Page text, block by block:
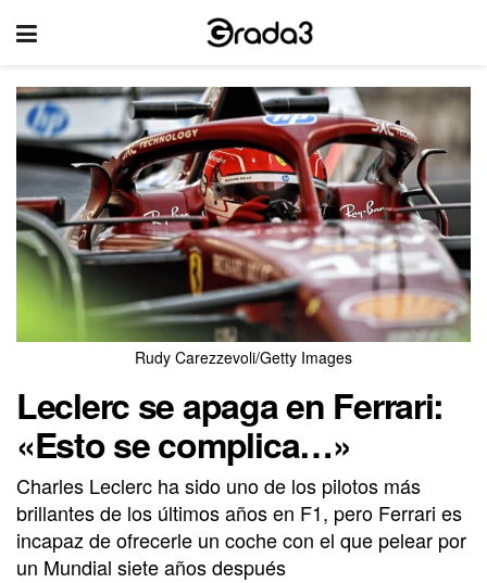
Rudy Carezzevoli/Getty Images
Leclerc se apaga en Ferrari:
«Esto se complica…»
Charles Leclerc ha sido uno de los pilotos más
brillantes de los últimos años en F1, pero Ferrari es
incapaz de ofrecerle un coche con el que pelear por
un Mundial siete años después